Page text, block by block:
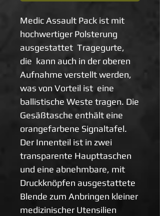
Medic Assault Pack ist mit
hochwertiger Polsterung
ausgestattet Tragegurte,
die kann auch in der oberen
Aufnahme verstellt werden,
was von Vorteil ist eine
ballistische Weste tragen. Die
Gesäßtasche enthält eine
orangefarbene Signaltafel.
Der Innenteil ist in zwei
transparente Haupttaschen
und eine abnehmbare, mit
Druckknöpfen ausgestattete
Blende zum Anbringen kleiner
medizinischer Utensilien